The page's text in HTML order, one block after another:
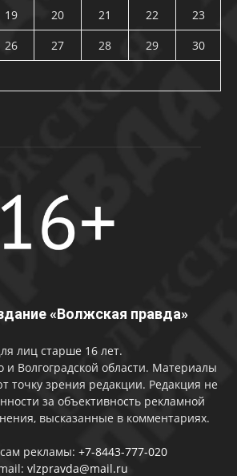
19 20 21 22
23
26 27 28 29
30
«Волжская правда»
лиц старше 16 лет.
и Волгоградской области. Материалы
точку зрения редакции. Редакция не
за объективность рекламной
высказанные в комментариях.
рекламы: +7-8443-777-020
vlzpravda@mail.ru